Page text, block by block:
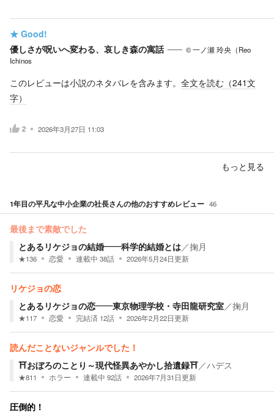
★ Good!
優しさが呪いへ変わる、哀しき森の寓話
© 一ノ瀬 玲央（Reo
Ichinos
このレビューは小説のネタバレを含みます。 全文を読む（241文
字）
2 2026年3月27日 11:03
もっと見る
1年目の平凡な中小企業の社長さんの他のおすすめレビュー 46
最後まで素敵でした
とあるリケジョの結婚――科学的結婚とは／掬月
★136 恋愛 連載中 38話 2026年5月24日更新
リケジョの恋
とあるリケジョの恋――東京物理学校・寺田龍研究室／掬月
★117 恋愛 完結済 12話 2026年2月22日更新
読んだことないジャンルでした！
⛩️おぼろのことり～現代怪異あやかし拾遺録⛩️／ハデス
★811 ホラー 連載中 92話 2026年7月31日更新
圧倒的！